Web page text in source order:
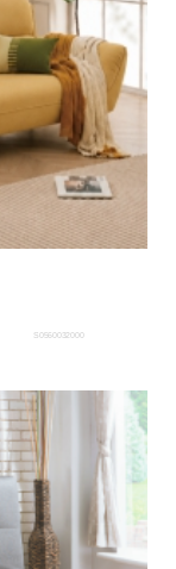
S0560032000